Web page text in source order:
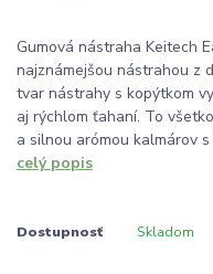
Gumová nástraha Keitech
najznámejšou nástrahou z
tvar nástrahy s kopýtkom
aj rýchlom ťahaní. To
a silnou arómou kalmárov
celý popis
Dostupnosť Skladom